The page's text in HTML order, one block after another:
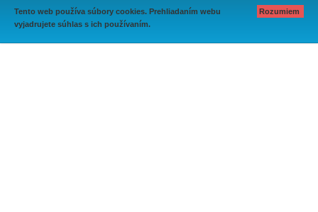
Tento web používa súbory cookies. Prehliadaním webu
vyjadrujete súhlas s ich používaním.
Rozumiem